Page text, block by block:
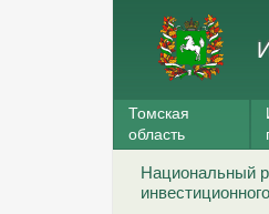
Томская
область
Национальный